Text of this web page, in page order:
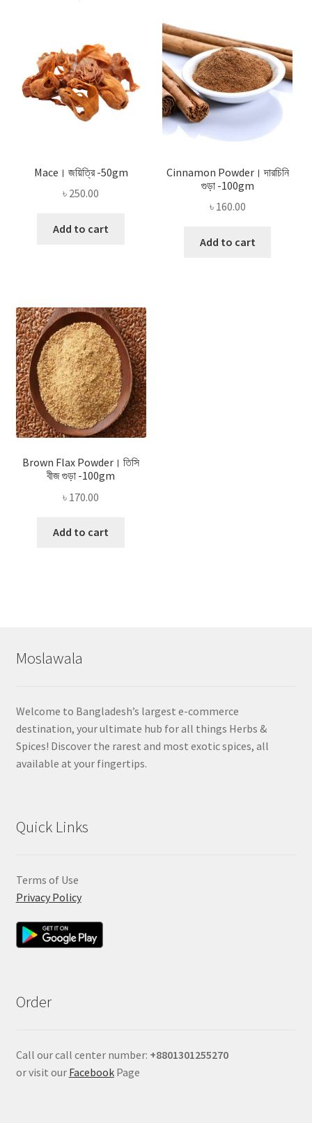
Mace। জয়িত্রি -50gm
৳ 250.00
Add to cart
Cinnamon Powder। দারচিনি
গুড়া -100gm
৳ 160.00
Add to cart
Brown Flax Powder। তিসি
বীজ গুড়া -100gm
৳ 170.00
Add to cart
Moslawala
Welcome to Bangladesh’s largest e-commerce
destination, your ultimate hub for all things Herbs &
Spices! Discover the rarest and most exotic spices, all
available at your fingertips.
Quick Links
Terms of Use
Privacy Policy
Order
Call our call center number: +8801301255270
or visit our FacebookPage